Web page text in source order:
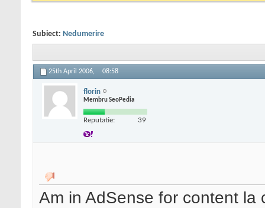
Subiect: Nedumerire
25th April 2006, 08:58
florin
Membru SeoPedia
Reputatie: 39
Am in AdSense for content la